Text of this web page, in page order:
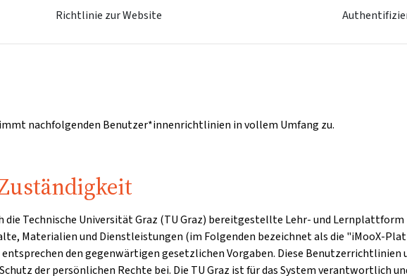
Richtlinie zur Website
nachfolgenden Benutzer*innenrichtlinien in vollem Umfang zu.
Technische Universität Graz (TU Graz) bereitgestellte Lehr- und
Materialien und Dienstleistungen (im Folgenden bezeichnet als die "iMooX-
entsprechen den gegenwärtigen gesetzlichen Vorgaben. Diese
der persönlichen Rechte bei. Die TU Graz ist für das System verantwortlich